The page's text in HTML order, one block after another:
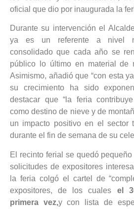
oficial que dio por inaugurada la
Durante su intervención el
ya es un referente a nivel
consolidado que cada año se
público lo último en material de
Asimismo, añadió que “con esta
su crecimiento ha sido
destacar que “la feria
como destino de nieve y de
un impacto positivo en el sector
durante el fin de semana de su
El recinto ferial se quedó
solicitudes de expositores
la feria colgó el cartel de
expositores, de los cuales el
primera vez,y con lista de